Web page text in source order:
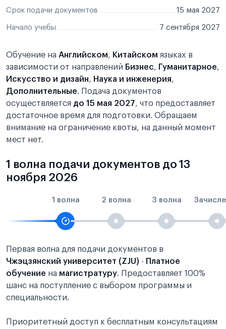
Срок подачи документов 15 мая 2027
Начало учебы 7 сентября 2027
Обучение на Английском, Китайском языках в
зависимости от направлений Бизнес, Гуманитарное,
Искусство и дизайн, Наука и инженерия,
Дополнительные. Подача документов
осуществляется до 15 мая 2027, что предоставляет
достаточное время для подготовки. Обращаем
внимание на ограничение квоты, на данный момент
мест нет.
1 волна подачи документов до 13
ноября 2026
1 волна 2 волна 3 волна
Первая волна для подачи документов в
Чжэцзянский университет (ZJU) - Платное
обучение на магистратуру. Предоставляет 100%
шанс на поступление с выбором программы и
специальности.
Приоритетный доступ к бесплатным консультациям